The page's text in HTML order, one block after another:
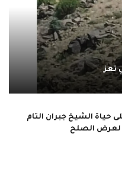
تعز
حياة الشيخ جبران التام
الصلح